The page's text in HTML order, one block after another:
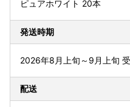
ピュアホワイト 20本
発送時期
2026年8月上旬～9月上旬
配送